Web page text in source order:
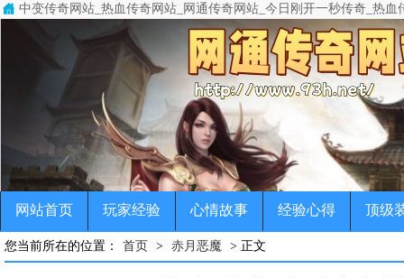
中变传奇网站_热血传奇网站_网通传奇网站_今日刚开一秒传奇_热血
中变传奇网站(www.93h.net)专注于变态传奇,超级变态传奇,超变态传
传奇，变态传奇，单职业传奇，超变传奇，宠物传奇，微变传奇，公益
网站首页 玩家经验 心情故事 经验心得 顶级
您当前所在的位置： 首页 > 赤月恶魔 > 正文